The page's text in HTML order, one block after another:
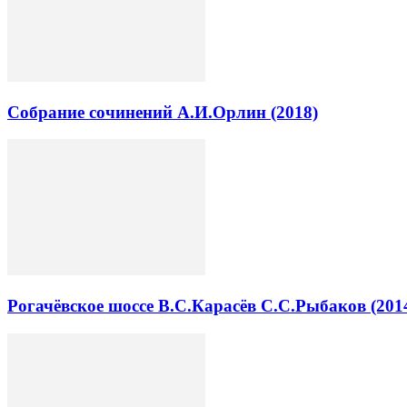
Собрание сочинений А.И.Орлин (2018)
Рогачёвское шоссе В.С.Карасёв С.С.Рыбаков